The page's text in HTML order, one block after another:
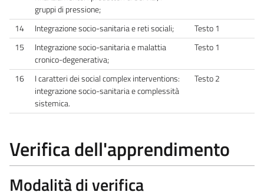
gruppi di pressione;
14 Integrazione socio-sanitaria e reti sociali;
Testo 1
15
Integrazione socio-sanitaria e malattia
cronico-degenerativa;
Testo 1
16
I caratteri dei social complex interventions:
integrazione socio-sanitaria e complessità
sistemica.
Testo 2
Verifica dell'apprendimento
Modalità di verifica